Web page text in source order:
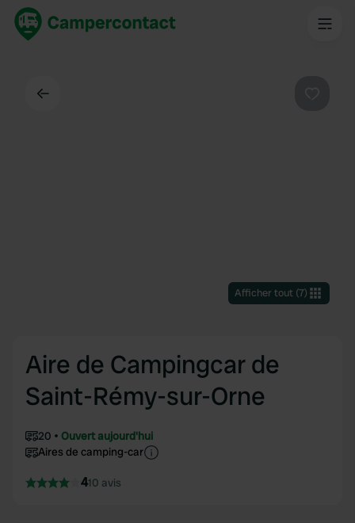
Afficher tout(7)
Aire de Campingcar de
Saint-Rémy-sur-Orne
20
Ouvert aujourd'hui
Aires de camping-car
410 avis